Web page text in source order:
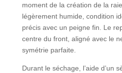
moment de la création de la
légèrement humide, condition
précis avec un peigne fin. Le
centre du front, aligné avec le
symétrie parfaite.
Durant le séchage, l’aide d’un